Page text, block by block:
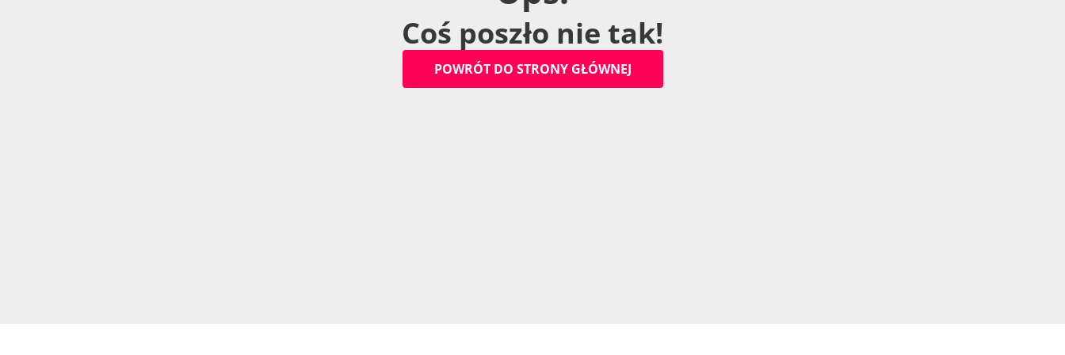
Coś poszło nie tak!
POWRÓT DO STRONY GŁÓWNEJ